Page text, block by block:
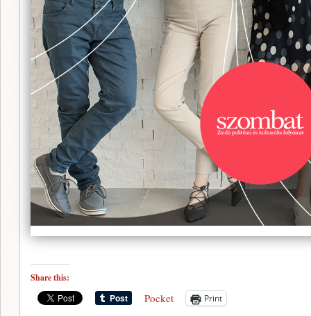
Share this:
Pocket Print